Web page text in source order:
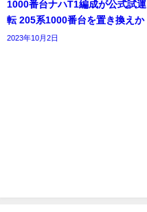
1000番台ナハT1編成が公式試運
転 205系1000番台を置き換えか
2023年10月2日